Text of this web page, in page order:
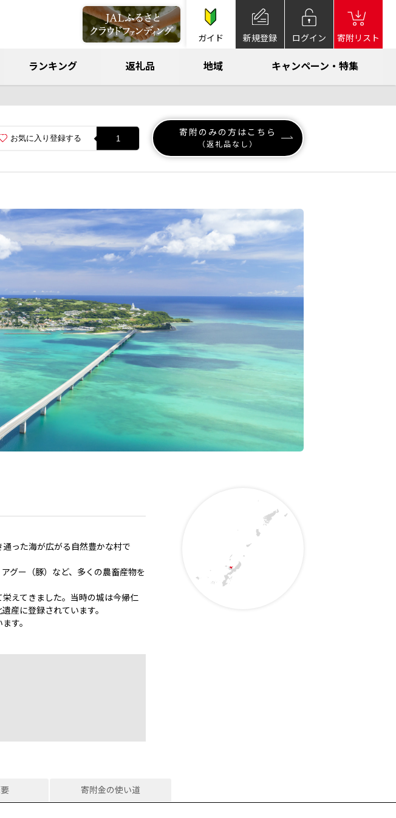
ガイド 新規登録 ログイン 寄附リスト
ランキング 返礼品 地域 キャンペーン・特集
お気に入り登録する 1
寄附のみの方はこちら
（返礼品なし）
った海が広がる自然豊かな村で
グー（豚）など、多くの農畜産物を
えてきました。当時の城は今帰仁
産に登録されています。
す。
寄附金の使い道